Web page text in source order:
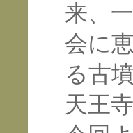
来、
会に
る古
天王